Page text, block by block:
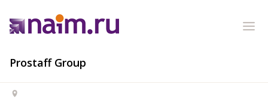
Prostaff Group